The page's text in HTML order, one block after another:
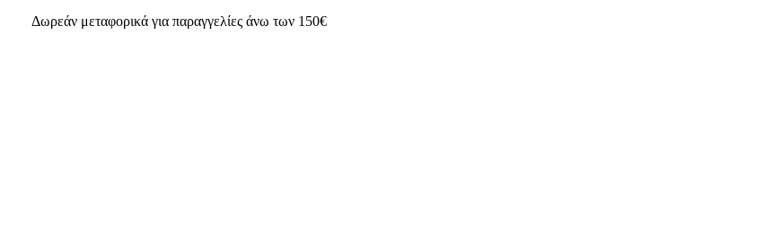
Δωρεάν μεταφορικά για παραγγελίες άνω των 150€